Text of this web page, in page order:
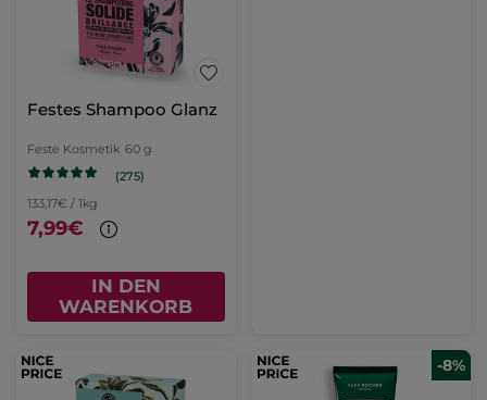
Festes Shampoo Glanz
Feste Kosmetik 60 g
(275)
133,17€ / 1kg
7,99€
IN DEN
WARENKORB
-8%